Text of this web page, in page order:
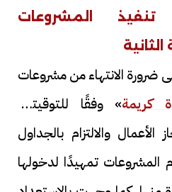
تنفيذ المشروعات
ضرورة الانتهاء من مشروعات
كريمة» وفقًا للتوقيتات
والالتزام بالجداول
المشروعات تمهيدًا لدخولها